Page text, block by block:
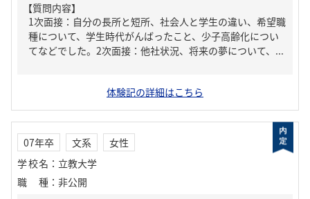
【質問内容】
1次面接：自分の長所と短所、社会人と学生の違い、希望職
種について、学生時代がんばったこと、少子高齢化につい
てなどでした。2次面接：他社状況、将来の夢について、...
体験記の詳細はこちら
07年卒 文系
女性
学校名 ： 立教大学
職種 ： 非公開